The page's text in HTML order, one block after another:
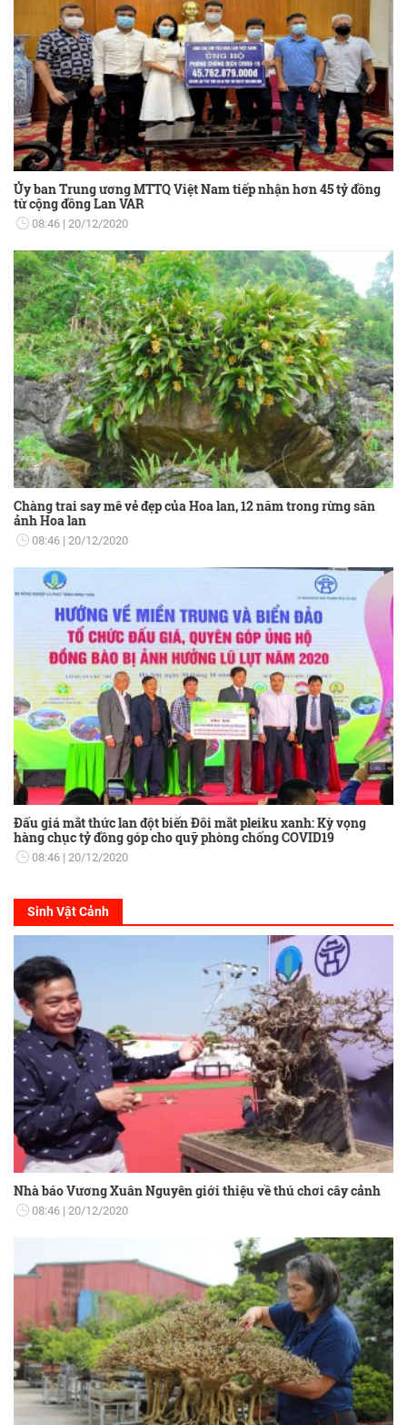
Ủy ban Trung ương MTTQ Việt Nam tiếp nhận hơn 45 tỷ đồng
từ cộng đồng Lan VAR
08:46 20/12/2020
Chàng trai say mê vẻ đẹp của Hoa lan, 12 năm trong rừng săn
ảnh Hoa lan
08:46 20/12/2020
Đấu giá mắt thức lan đột biến Đôi mắt pleiku xanh: Kỳ vọng
hàng chục tỷ đồng góp cho quỹ phòng chống COVID19
08:46 20/12/2020
Sinh Vật Cảnh
Nhà báo Vương Xuân Nguyên giới thiệu về thú chơi cây cảnh
08:46 20/12/2020